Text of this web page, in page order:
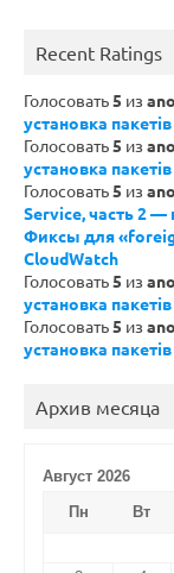
Recent Ratings
Голосовать5 из
установка
Голосовать5 из
установка
Голосовать5 из
Service, часть 2 —
Фиксы для
CloudWatch
Голосовать5 из
установка
Голосовать5 из
установка
Архив месяца
Август 2026
Пн
Вт